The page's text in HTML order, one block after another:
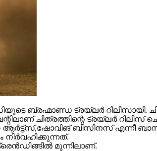
ബ്രഹ്മാണ്ഡ ട്രയ്ലർ റിലീസായി.
ചിത്രത്തിന്റെ ട്രയ്ലർ
ആർട്ട്സ്,ഷോവിങ് ബിസിനസ് എന്നീ
നിർവഹിക്കുന്നത്.
മുന്നിലാണ്.